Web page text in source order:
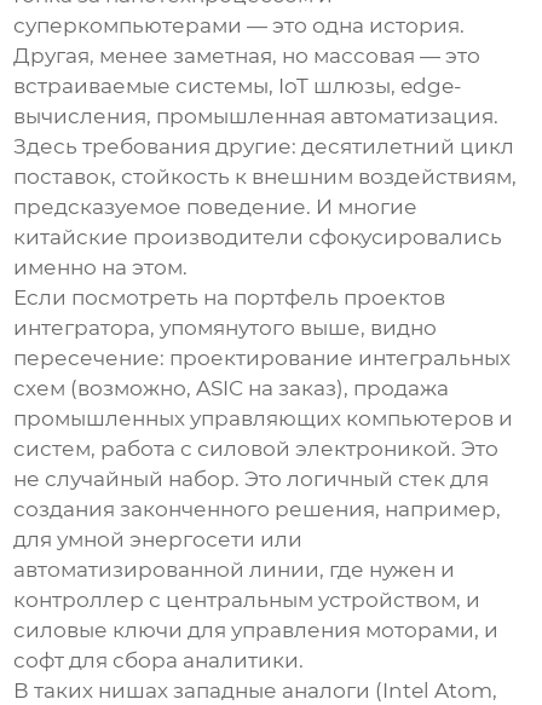
суперкомпьютерами — это одна история.
Другая, менее заметная, но массовая — это
встраиваемые системы, IoT шлюзы, edge-
вычисления, промышленная автоматизация.
Здесь требования другие: десятилетний цикл
поставок, стойкость к внешним воздействиям,
предсказуемое поведение. И многие
китайские производители сфокусировались
именно на этом.
Если посмотреть на портфель проектов
интегратора, упомянутого выше, видно
пересечение: проектирование интегральных
схем (возможно, ASIC на заказ), продажа
промышленных управляющих компьютеров и
систем, работа с силовой электроникой. Это
не случайный набор. Это логичный стек для
создания законченного решения, например,
для умной энергосети или
автоматизированной линии, где нужен и
контроллер с центральным устройством, и
силовые ключи для управления моторами, и
софт для сбора аналитики.
В таких нишах западные аналоги (Intel Atom,